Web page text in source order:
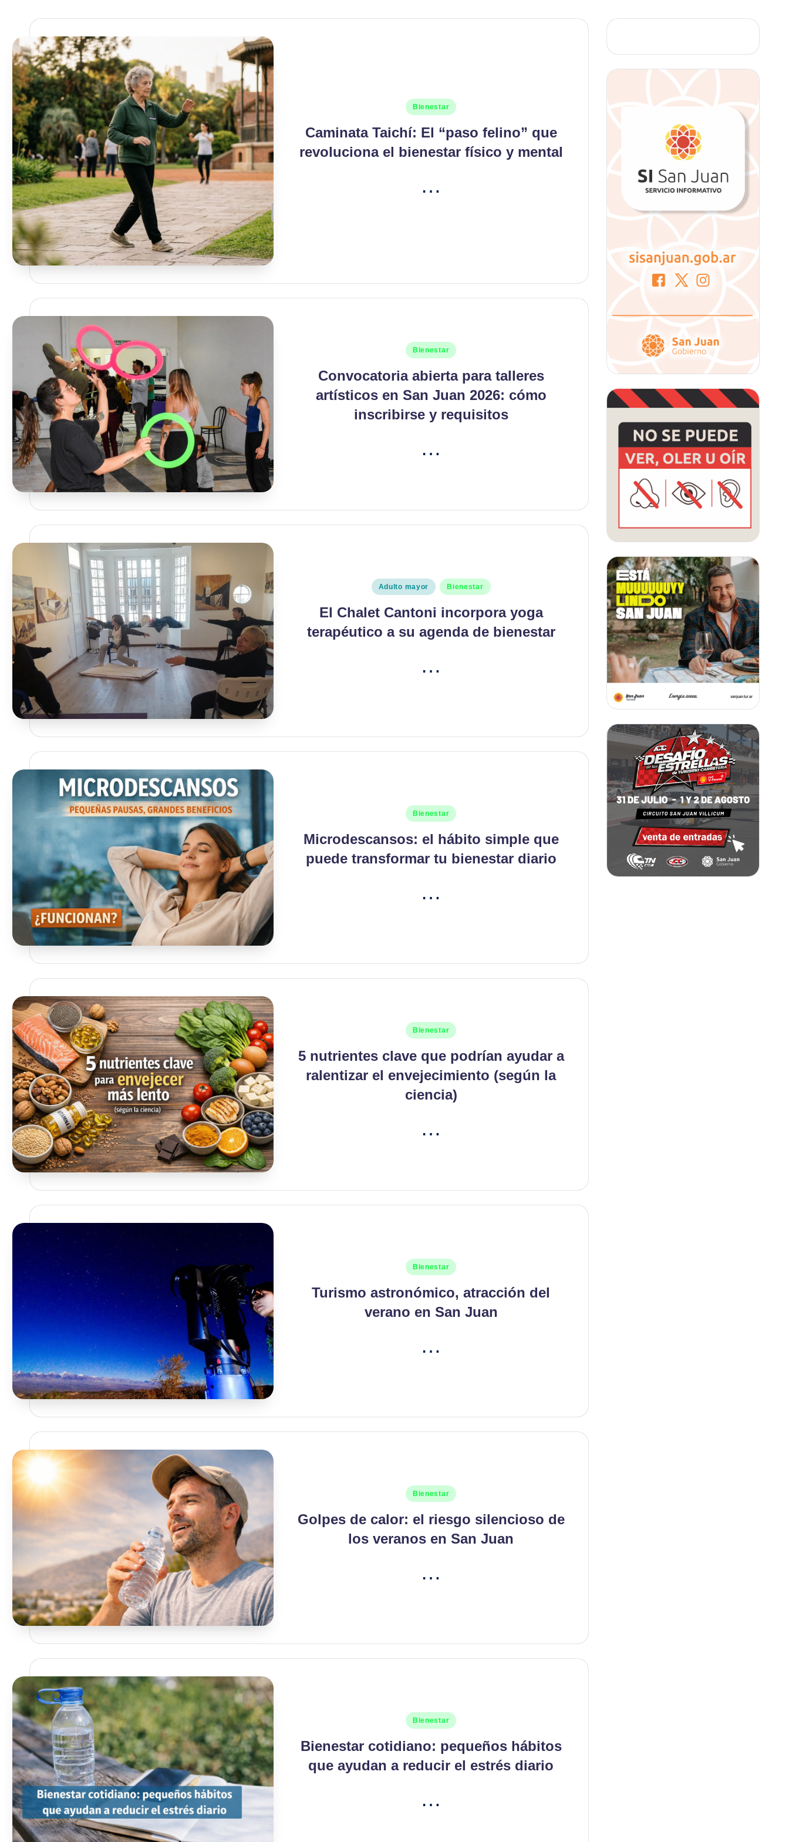
Publicado
Bienestar
Caminata Taichí: El “paso felino” que
revoluciona el bienestar físico y mental
…
Publicado
Bienestar
Convocatoria abierta para talleres
artísticos en San Juan 2026: cómo
inscribirse y requisitos
…
Publicado
Adulto mayor Bienestar
El Chalet Cantoni incorpora yoga
terapéutico a su agenda de bienestar
…
Publicado
Bienestar
Microdescansos: el hábito simple que
puede transformar tu bienestar diario
…
Publicado
Bienestar
5 nutrientes clave que podrían ayudar a
ralentizar el envejecimiento (según la
ciencia)
…
Publicado
Bienestar
Turismo astronómico, atracción del
verano en San Juan
…
Publicado
Bienestar
Golpes de calor: el riesgo silencioso de
los veranos en San Juan
…
Publicado
Bienestar
Bienestar cotidiano: pequeños hábitos
que ayudan a reducir el estrés diario
…